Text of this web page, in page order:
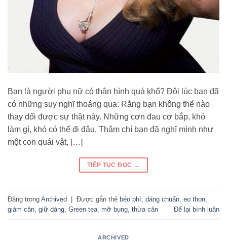
Bạn là người phụ nữ có thân hình quá khổ? Đôi lúc bạn đã
có những suy nghĩ thoáng qua: Rằng bạn không thể nào
thay đổi được sự thật này. Những cơn đau cơ bắp, khó
làm gì, khó có thể đi đâu. Thậm chí bạn đã nghĩ mình như
một con quái vật, […]
TIẾP TỤC ĐỌC →
Đăng trong Archived Được gắn thẻ béo phì, dáng chuẩn, eo thon,
giảm cân, giữ dáng, Green tea, mỡ bụng, thừa cân Để lại bình luận
ARCHIVED